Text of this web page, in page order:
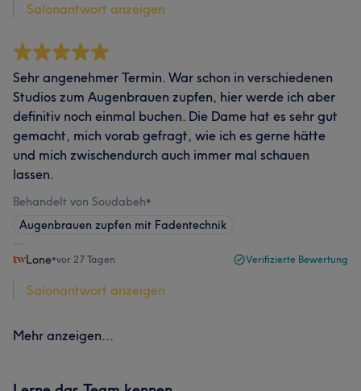
Salonantwort anzeigen
Sehr angenehmer Termin. War schon in verschiedenen
Studios zum Augenbrauen zupfen, hier werde ich aber
definitiv noch einmal buchen. Die Dame hat es sehr gut
gemacht, mich vorab gefragt, wie ich es gerne hätte
und mich zwischendurch auch immer mal schauen
lassen.
Behandelt von Soudabeh•
Augenbrauen zupfen mit Fadentechnik
Lone•vor 27 Tagen Verifizierte Bewertung
Salonantwort anzeigen
Mehr anzeigen...